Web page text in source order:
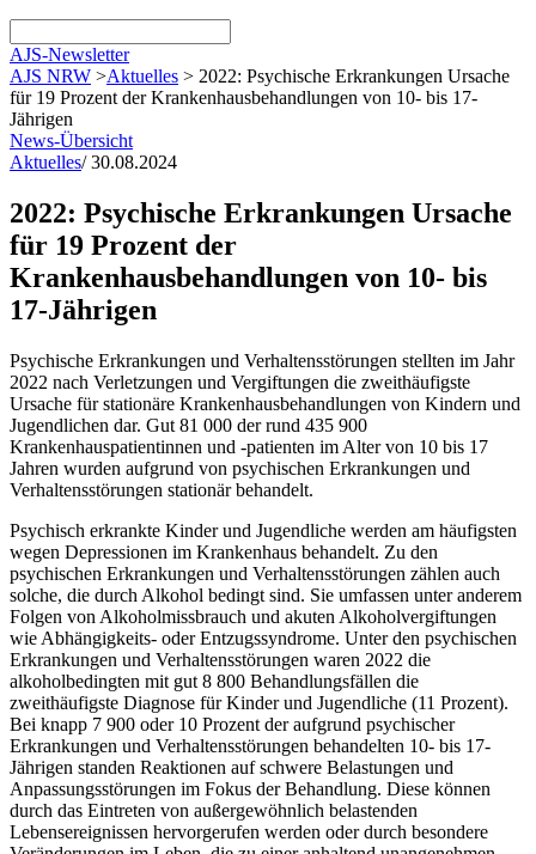
AJS-Newsletter
AJS NRW >Aktuelles > 2022: Psychische Erkrankungen Ursache
für 19 Prozent der Krankenhausbehandlungen von 10- bis 17-
Jährigen
News-Übersicht
Aktuelles/30.08.2024
2022: Psychische Erkrankungen Ursache
für 19 Prozent der
Krankenhausbehandlungen von 10- bis
17-Jährigen
Psychische Erkrankungen und Verhaltensstörungen stellten im Jahr
2022 nach Verletzungen und Vergiftungen die zweithäufigste
Ursache für stationäre Krankenhausbehandlungen von Kindern und
Jugendlichen dar. Gut 81 000 der rund 435 900
Krankenhauspatientinnen und -patienten im Alter von 10 bis 17
Jahren wurden aufgrund von psychischen Erkrankungen und
Verhaltensstörungen stationär behandelt.
Psychisch erkrankte Kinder und Jugendliche werden am häufigsten
wegen Depressionen im Krankenhaus behandelt. Zu den
psychischen Erkrankungen und Verhaltensstörungen zählen auch
solche, die durch Alkohol bedingt sind. Sie umfassen unter anderem
Folgen von Alkoholmissbrauch und akuten Alkoholvergiftungen
wie Abhängigkeits- oder Entzugssyndrome. Unter den psychischen
Erkrankungen und Verhaltensstörungen waren 2022 die
alkoholbedingten mit gut 8 800 Behandlungsfällen die
zweithäufigste Diagnose für Kinder und Jugendliche (11 Prozent).
Bei knapp 7 900 oder 10 Prozent der aufgrund psychischer
Erkrankungen und Verhaltensstörungen behandelten 10- bis 17-
Jährigen standen Reaktionen auf schwere Belastungen und
Anpassungsstörungen im Fokus der Behandlung. Diese können
durch das Eintreten von außergewöhnlich belastenden
Lebensereignissen hervorgerufen werden oder durch besondere